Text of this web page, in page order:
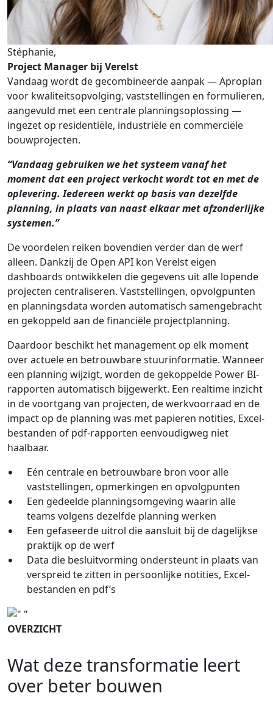
Stéphanie,
Project Manager bij Verelst
Vandaag wordt de gecombineerde aanpak — Aproplan
voor kwaliteitsopvolging, vaststellingen en formulieren,
aangevuld met een centrale planningsoplossing —
ingezet op residentiële, industriële en commerciële
bouwprojecten.
“Vandaag gebruiken we het systeem vanaf het
moment dat een project verkocht wordt tot en met de
oplevering. Iedereen werkt op basis van dezelfde
planning, in plaats van naast elkaar met afzonderlijke
systemen.”
De voordelen reiken bovendien verder dan de werf
alleen. Dankzij de Open API kon Verelst eigen
dashboards ontwikkelen die gegevens uit alle lopende
projecten centraliseren. Vaststellingen, opvolgpunten
en planningsdata worden automatisch samengebracht
en gekoppeld aan de financiële projectplanning.
Daardoor beschikt het management op elk moment
over actuele en betrouwbare stuurinformatie. Wanneer
een planning wijzigt, worden de gekoppelde Power BI-
rapporten automatisch bijgewerkt. Een realtime inzicht
in de voortgang van projecten, de werkvoorraad en de
impact op de planning was met papieren notities, Excel-
bestanden of pdf-rapporten eenvoudigweg niet
haalbaar.
Eén centrale en betrouwbare bron voor alle
vaststellingen, opmerkingen en opvolgpunten
Een gedeelde planningsomgeving waarin alle
teams volgens dezelfde planning werken
Een gefaseerde uitrol die aansluit bij de dagelijkse
praktijk op de werf
Data die besluitvorming ondersteunt in plaats van
verspreid te zitten in persoonlijke notities, Excel-
bestanden en pdf’s
OVERZICHT
Wat deze transformatie leert
over beter bouwen